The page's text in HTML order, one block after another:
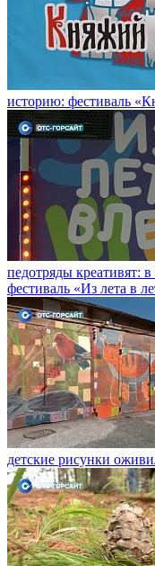
историю: фестиваль
педотряды креативят:
фестиваль «Из лета в
детские рисунки